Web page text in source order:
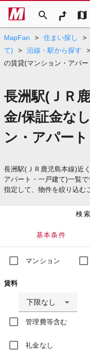
search map
MapFan > 住まい探し >
て)
> 沿線・駅から探す >
の賃貸(マンション・アパ
長洲駅(ＪＲ
金/保証金な
ン・アパー
長洲駅(ＪＲ鹿児島本線)近
アパート・一戸建て)一覧
指定して、物件を絞り込む
検
基本条件
マンション
賃料
下限なし
管理費等含む
礼金なし